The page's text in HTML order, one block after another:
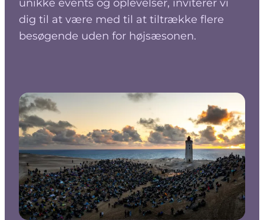
unikke events og oplevelser, inviterer vi
dig til at være med til at tiltrække flere
besøgende uden for højsæsonen.